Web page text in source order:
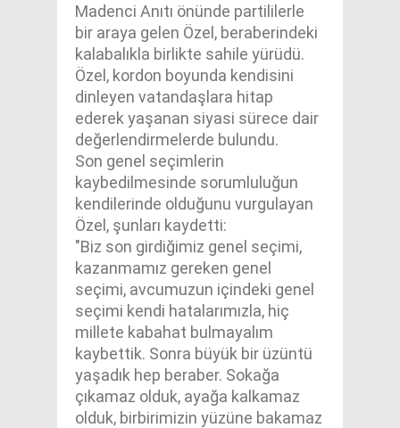
Madenci Anıtı önünde partililerle
bir araya gelen Özel, beraberindeki
kalabalıkla birlikte sahile yürüdü.
Özel, kordon boyunda kendisini
dinleyen vatandaşlara hitap
ederek yaşanan siyasi sürece dair
değerlendirmelerde bulundu.
Son genel seçimlerin
kaybedilmesinde sorumluluğun
kendilerinde olduğunu vurgulayan
Özel, şunları kaydetti:
"Biz son girdiğimiz genel seçimi,
kazanmamız gereken genel
seçimi, avcumuzun içindeki genel
seçimi kendi hatalarımızla, hiç
millete kabahat bulmayalım
kaybettik. Sonra büyük bir üzüntü
yaşadık hep beraber. Sokağa
çıkamaz olduk, ayağa kalkamaz
olduk, birbirimizin yüzüne bakamaz